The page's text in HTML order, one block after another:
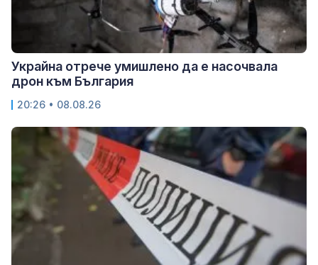
Украйна отрече умишлено да е насочвала
дрон към България
20:26 • 08.08.26